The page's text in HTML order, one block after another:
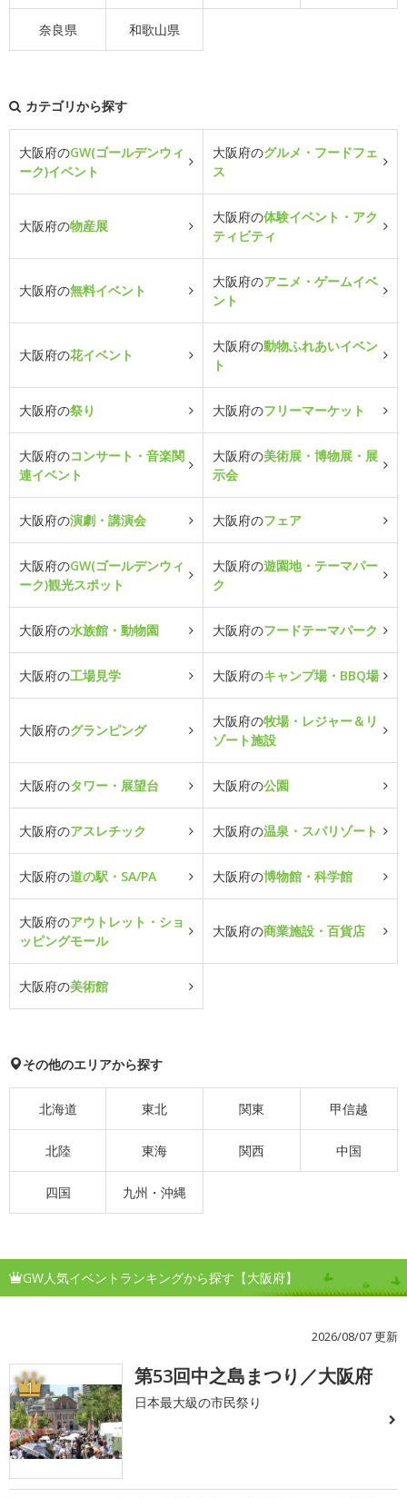
奈良県 和歌山県
カテゴリから探す
大阪府のGW(ゴールデンウィ
ーク)イベント
大阪府のグルメ・フードフェ
ス
大阪府の物産展
大阪府の体験イベント・アク
ティビティ
大阪府の無料イベント
大阪府のアニメ・ゲームイベ
ント
大阪府の花イベント
大阪府の動物ふれあいイベン
ト
大阪府の祭り 大阪府のフリーマーケット
大阪府のコンサート・音楽関
連イベント
大阪府の美術展・博物展・展
示会
大阪府の演劇・講演会 大阪府のフェア
大阪府のGW(ゴールデンウィ
ーク)観光スポット
大阪府の遊園地・テーマパー
ク
大阪府の水族館・動物園 大阪府のフードテーマパーク
大阪府の工場見学 大阪府のキャンプ場・BBQ場
大阪府のグランピング
大阪府の牧場・レジャー＆リ
ゾート施設
大阪府のタワー・展望台 大阪府の公園
大阪府のアスレチック 大阪府の温泉・スパリゾート
大阪府の道の駅・SA/PA 大阪府の博物館・科学館
大阪府のアウトレット・ショ
ッピングモール
大阪府の商業施設・百貨店
大阪府の美術館
その他のエリアから探す
北海道 東北 関東 甲信越
北陸 東海 関西 中国
四国 九州・沖縄
GW人気イベントランキングから探す【大阪府】
2026/08/07 更新
1 第53回中之島まつり／大阪府
日本最大級の市民祭り